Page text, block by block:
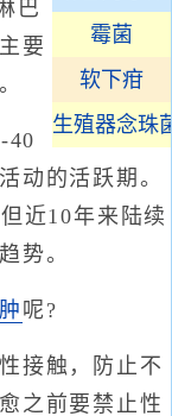
霉菌
软下疳
生殖器念珠
巴
要
40
动的活跃期。
近10年来陆续
势。
呢?
接触，防止不
之前要禁止性